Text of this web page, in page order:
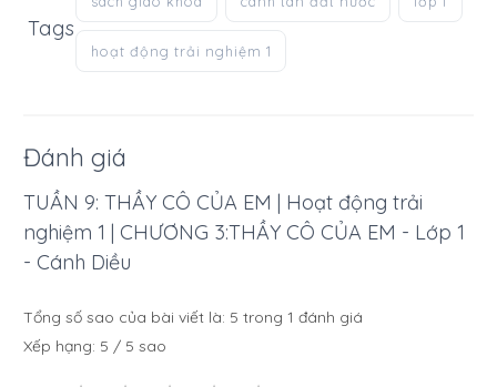
Tags
hoạt động trải nghiệm 1
Đánh giá
TUẦN 9: THẦY CÔ CỦA EM | Hoạt động trải
nghiệm 1 | CHƯƠNG 3:THẦY CÔ CỦA EM - Lớp 1
- Cánh Diều
Tổng số sao của bài viết là: 5 trong 1 đánh giá
Xếp hạng: 5 / 5 sao